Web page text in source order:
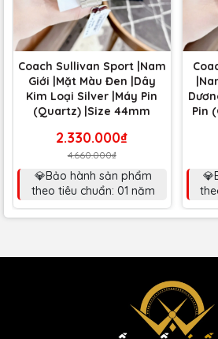
Coach Sullivan Sport |Nam
Giới |Mặt Màu Đen |Dây
Kim Loại Silver |Máy Pin
(Quartz) |Size 44mm
2.330.000₫
4.660.000₫
💎Bảo hành sản phẩm
theo tiêu chuẩn: 01 năm
Pin